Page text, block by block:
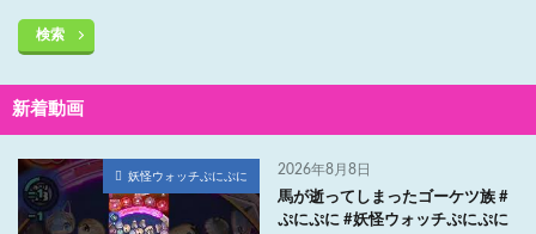
検索
新着動画
妖怪ウォッチぷにぷに 2026年8月8日
馬が逝ってしまったゴーケツ族 #
ぷにぷに #妖怪ウォッチぷにぷに